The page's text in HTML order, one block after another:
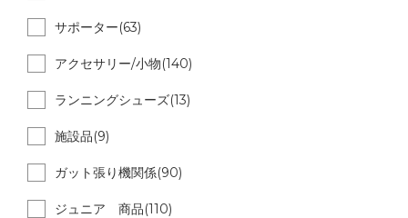
サポーター(63)
アクセサリー/小物(140)
ランニングシューズ(13)
施設品(9)
ガット張り機関係(90)
ジュニア 商品(110)